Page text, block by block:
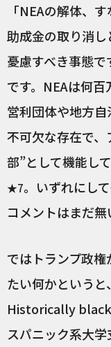
「NEAの解体、
助成金の取り消
憂慮すべき事態
です。NEAは何
営利団体や地方
不可欠な存在で、
部”として機能し
★7。いずれにし
コメントはまだ無
ではトランプ政
たい何かという
Historically
スパニック系大